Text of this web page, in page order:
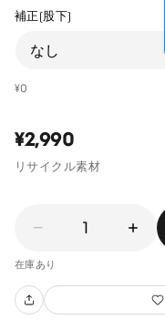
補正(股下)
なし
¥0
¥2,990
リサイクル素材
1
在庫あり